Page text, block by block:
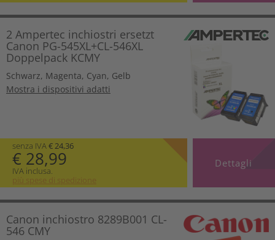
2 Ampertec inchiostri ersetzt
Canon PG-545XL+CL-546XL
Doppelpack KCMY
Schwarz, Magenta, Cyan, Gelb
Mostra i dispositivi adatti
senza IVA € 24,36
€ 28,99
IVA inclusa.
più spese di spedizione
Dettagli
Canon inchiostro 8289B001 CL-
546 CMY